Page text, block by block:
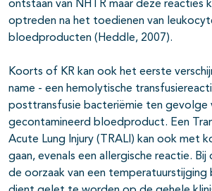
ontstaan van NHTR maar deze reacties
optreden na het toedienen van
bloedproducten (Heddle, 2007).
Koorts of KR kan ook het eerste
name - een hemolytische
posttransfusie bacteriëmie ten gevolge
gecontamineerd bloedproduct. Een
Acute Lung Injury (TRALI) kan ook met
gaan, evenals een allergische reactie.
de oorzaak van een temperatuurstijging